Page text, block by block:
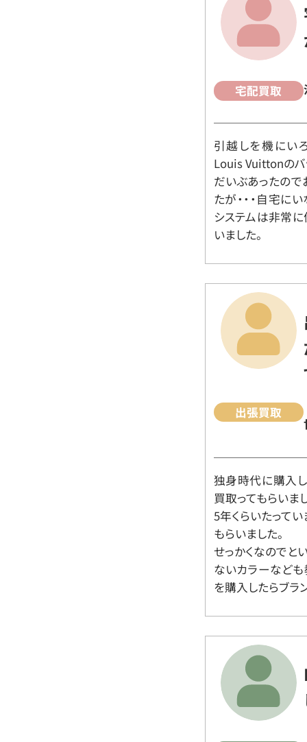
宅配買取
引越しを機にい
Louis Vuittonのバ
だいぶあったので
たが・・・自宅に
システムは非常に
いました。
出張買取
独身時代に購入
買取ってもらいま
5年くらいたって
もらいました。
せっかくなのでと
ないカラーなども
を購入したらブラ